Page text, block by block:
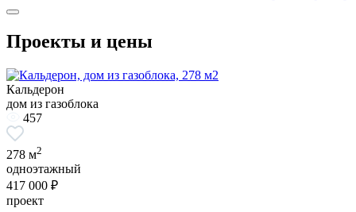
Проекты и цены
Кальдерон
дом из газоблока
457
278 м2
одноэтажный
417 000 ₽
проект